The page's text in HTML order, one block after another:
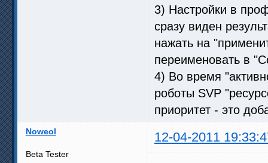
3) Настройки в
сразу виден
нажать на
переименовать в
4) Во время
роботы SVP
приоритет - это
Noweol 12-04-2011
Beta Tester